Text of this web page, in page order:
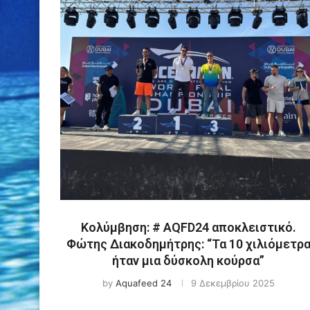
Κολύμβηση: # AQFD24 αποκλειστικό.
Φώτης Διακοδημήτρης: “Τα 10 χιλιόμετρα
ήταν μια δύσκολη κούρσα”
by Aquafeed 24 9 Δεκεμβρίου 2025